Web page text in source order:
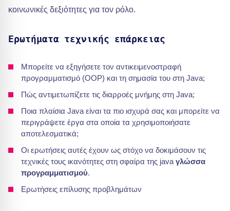
κοινωνικές δεξιότητες για τον ρόλο.
Ερωτήματα τεχνικής επάρκειας
Μπορείτε να εξηγήσετε τον αντικειμενοστραφή
προγραμματισμό (OOP) και τη σημασία του στη Java;
Πώς αντιμετωπίζετε τις διαρροές μνήμης στη Java;
Ποια πλαίσια Java είναι τα πιο ισχυρά σας και μπορείτε να
περιγράψετε έργα στα οποία τα χρησιμοποιήσατε
αποτελεσματικά;
Οι ερωτήσεις αυτές έχουν ως στόχο να δοκιμάσουν τις
τεχνικές τους ικανότητες στη σφαίρα της java γλώσσα
προγραμματισμού.
Ερωτήσεις επίλυσης προβλημάτων